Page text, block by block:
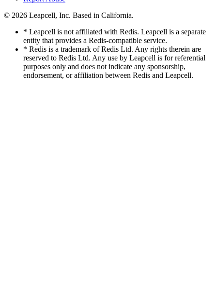
© 2026 Leapcell, Inc. Based in California.
* Leapcell is not affiliated with Redis. Leapcell is a separate
entity that provides a Redis-compatible service.
* Redis is a trademark of Redis Ltd. Any rights therein are
reserved to Redis Ltd. Any use by Leapcell is for referential
purposes only and does not indicate any sponsorship,
endorsement, or affiliation between Redis and Leapcell.